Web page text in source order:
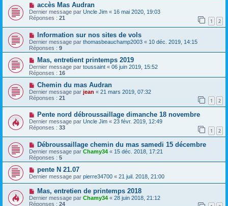
accès Mas Audran
Dernier message par Uncle Jim « 16 mai 2020, 19:03
Réponses : 21 1 2
Information sur nos sites de vols
Dernier message par thomasbeauchamp2003 « 10 déc. 2019, 14:15
Réponses : 9
Mas, entretient printemps 2019
Dernier message par toussaint « 06 juin 2019, 15:52
Réponses : 16
Chemin du mas Audran
Dernier message par jean « 21 mars 2019, 07:32
Réponses : 21 1 2
Pente nord débroussaillage dimanche 18 novembre
Dernier message par Uncle Jim « 23 févr. 2019, 12:49
Réponses : 33 1 2
Débroussaillage chemin du mas samedi 15 décembre
Dernier message par Chamy34 « 15 déc. 2018, 17:21
Réponses : 5
pente N 21.07
Dernier message par pierre34700 « 21 juil. 2018, 21:00
Mas, entretien de printemps 2018
Dernier message par Chamy34 « 28 juin 2018, 21:12
Réponses : 24